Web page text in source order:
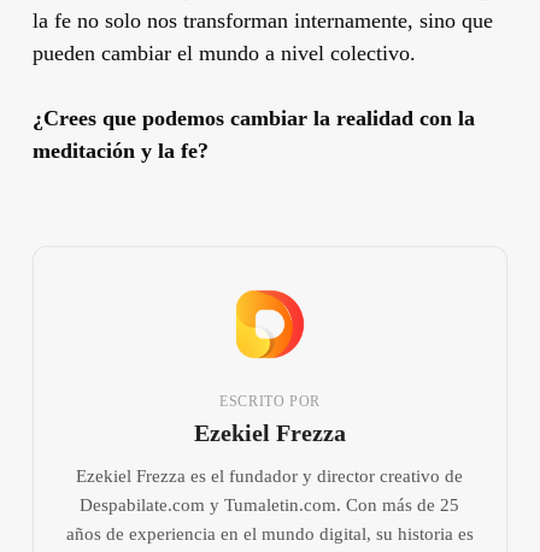
la fe no solo nos transforman internamente, sino que
pueden cambiar el mundo a nivel colectivo.
¿Crees que podemos cambiar la realidad con la
meditación y la fe?
ESCRITO POR
Ezekiel Frezza
Ezekiel Frezza es el fundador y director creativo de
Despabilate.com y Tumaletin.com. Con más de 25
años de experiencia en el mundo digital, su historia es